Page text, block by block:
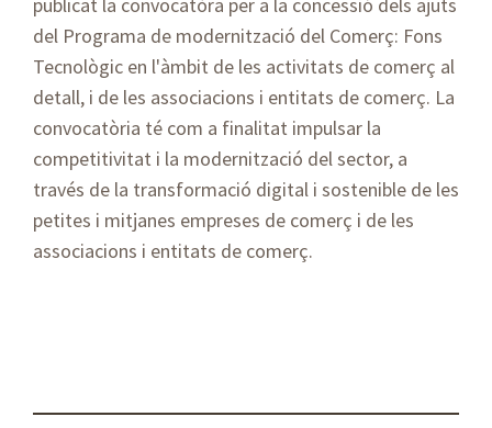
del Programa de modernització del Comerç: Fons
Tecnològic en l'àmbit de les activitats de comerç al
detall, i de les associacions i entitats de comerç. La
convocatòria té com a finalitat impulsar la
competitivitat i la modernització del sector, a
través de la transformació digital i sostenible de les
petites i mitjanes empreses de comerç i de les
associacions i entitats de comerç.